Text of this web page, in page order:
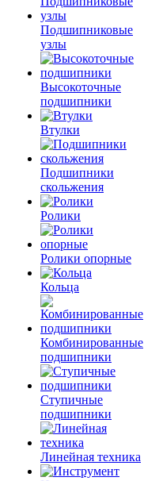
Подшипниковые
узлы
Высокоточные
подшипники
Втулки
Подшипники
скольжения
Ролики
Ролики опорные
Кольца
Комбинированные
подшипники
Ступичные
подшипники
Линейная техника